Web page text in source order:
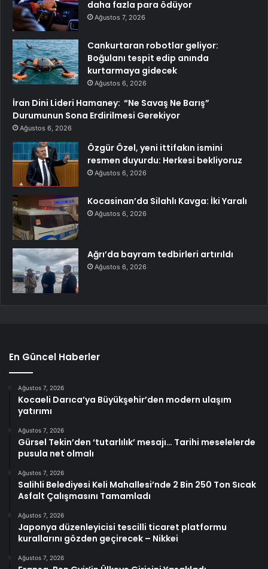
daha fazla para ödüyor
Ağustos 7, 2026
Cankurtaran robotlar geliyor:
Boğulanı tespit edip anında
kurtarmaya gidecek
Ağustos 6, 2026
İran Dini Lideri Hamaney: “Ne Savaş Ne Barış”
Durumunun Sona Erdirilmesi Gerekiyor
Ağustos 6, 2026
Özgür Özel, yeni ittifakın ismini
resmen duyurdu: Herkesi bekliyoruz
Ağustos 6, 2026
Kocasinan’da Silahlı Kavga: İki Yaralı
Ağustos 6, 2026
Ağrı’da bayram tedbirleri artırıldı
Ağustos 6, 2026
En Güncel Haberler
Ağustos 7, 2026
Kocaeli Darıca’ya Büyükşehir’den modern ulaşım
yatırımı
Ağustos 7, 2026
Gürsel Tekin’den ‘tutarlılık’ mesajı… Tarihi meselelerde
pusula net olmalı
Ağustos 7, 2026
Salihli Belediyesi Keli Mahallesi’nde 2 Bin 250 Ton Sıcak
Asfalt Çalışmasını Tamamladı
Ağustos 7, 2026
Japonya düzenleyicisi tescilli ticaret platformu
kurallarını gözden geçirecek – Nikkei
Ağustos 7, 2026